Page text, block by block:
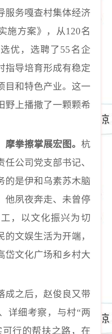
服务嘎查村集体经济
施方案》，从120名
优，选聘了55名企
指导培育形成有稳定
目和特色产业。这一
野上播撒了一颗颗希
拳擦掌展宏图。 杭
公司党支部书记、
的是伊和乌素苏木脑
他夙夜奔走、未曾停
，以文化振兴为切
文娱生活为开端，
岱文化广场和乡村大
成之后，赵俊良又带
详细考察，与村“两
行的帮扶之路，在